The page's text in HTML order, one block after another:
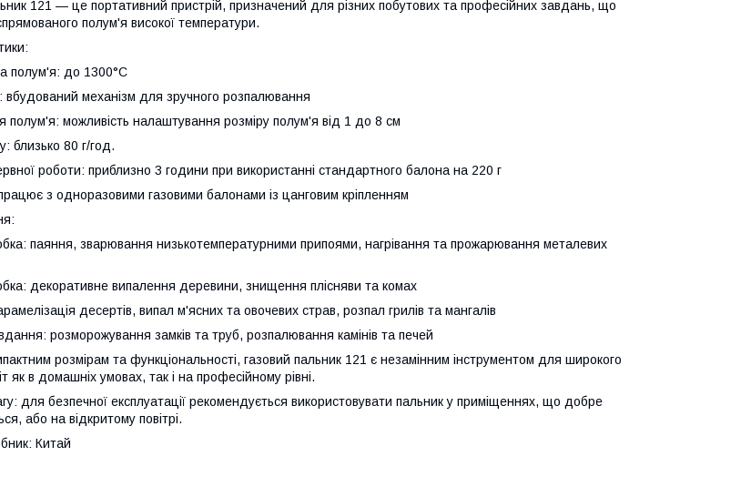
121 — це портативний пристрій, призначений для різних побутових та професійних завдань, що
полум'я високої температури.
полум'я: до 1300°C
вбудований механізм для зручного розпалювання
полум'я: можливість налаштування розміру полум'я від 1 до 8 см
близько 80 г/год.
роботи: приблизно 3 години при використанні стандартного балона на 220 г
працює з одноразовими газовими балонами із цанговим кріпленням
паяння, зварювання низькотемпературними припоями, нагрівання та прожарювання металевих
декоративне випалення деревини, знищення плісняви ​​та комах
десертів, випал м'ясних та овочевих страв, розпал грилів та мангалів
розморожування замків та труб, розпалювання камінів та печей
розмірам та функціональності, газовий пальник 121 є незамінним інструментом для широкого
як в домашніх умовах, так і на професійному рівні.
для безпечної експлуатації рекомендується використовувати пальник у приміщеннях, що добре
або на відкритому повітрі.
Китай